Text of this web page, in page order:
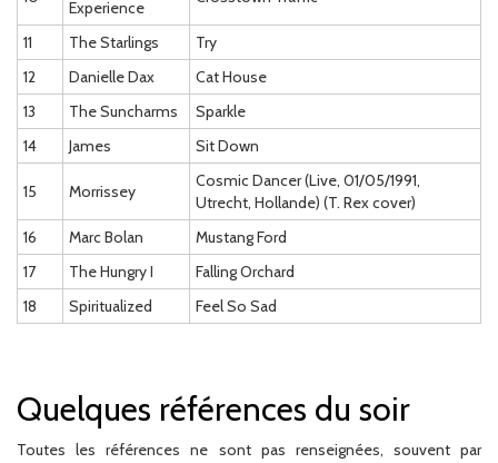
Experience
11 The Starlings
Try
12
Danielle Dax
Cat House
13
The Suncharms
Sparkle
14
James Sit Down
15 Morrissey
Cosmic Dancer (Live, 01/05/1991,
Utrecht, Hollande) (T. Rex cover)
16
Marc Bolan
Mustang Ford
17
The Hungry I
Falling Orchard
18
Spiritualized Feel So Sad
Quelques références du soir
Toutes les références ne sont pas renseignées, souvent par